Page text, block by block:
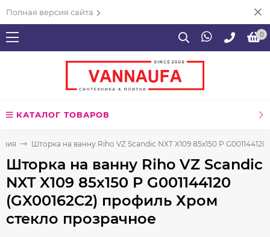
Полная версия сайта
0
КАТАЛОГ ТОВАРОВ
Шторка на ванну Riho VZ Scandic NXT X109 85x150 P
Шторка на ванну Riho VZ Scandic
NXT X109 85x150 P G001144120
(GX00162C2) профиль Хром
стекло прозрачное